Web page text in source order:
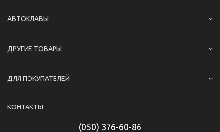
АВТОКЛАВЫ
ДРУГИЕ ТОВАРЫ
ДЛЯ ПОКУПАТЕЛЕЙ
КОНТАКТЫ
(050) 376-60-86